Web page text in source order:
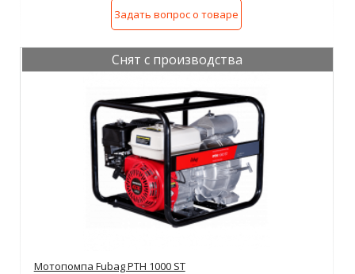
Задать вопрос о товаре
Снят с производства
Мотопомпа Fubag PTH 1000 ST